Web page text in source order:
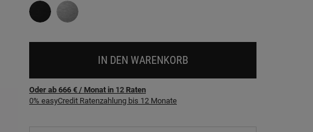
IN DEN WARENKORB
Oder ab 666 € / Monat in 12 Raten
0% easyCredit Ratenzahlung bis 12 Monate